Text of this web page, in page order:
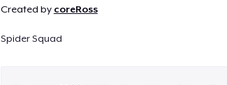
Created by coreRoss
Spider Squad